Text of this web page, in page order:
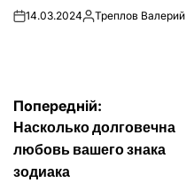
on14.03.2024Опубліковано
Треплов Валерий
Навігація
записів
Попередній:
Насколько долговечна
любовь вашего знака
зодиака